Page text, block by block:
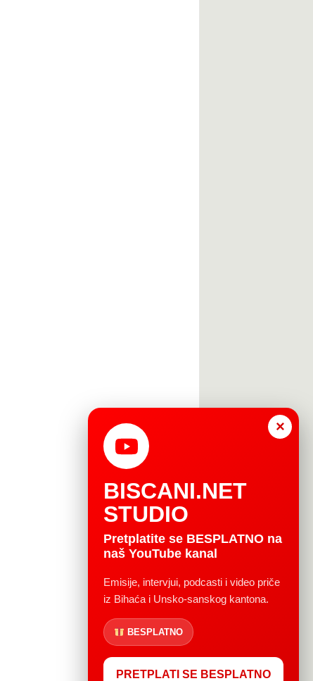
×
BISCANI.NET
STUDIO
Pretplatite se BESPLATNO na
naš YouTube kanal
Emisije, intervjui, podcasti i video priče
iz Bihaća i Unsko-sanskog kantona.
BESPLATNO
PRETPLATI SE BESPLATNO